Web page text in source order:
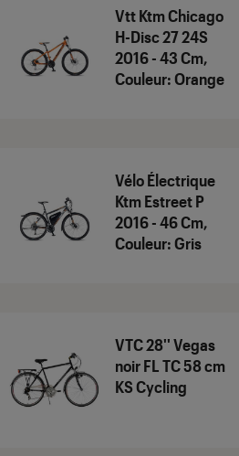
Vtt Ktm Chicago
H-Disc 27 24S
2016 - 43 Cm,
Couleur: Orange
Vélo Électrique
Ktm Estreet P
2016 - 46 Cm,
Couleur: Gris
VTC 28'' Vegas
noir FL TC 58 cm
KS Cycling